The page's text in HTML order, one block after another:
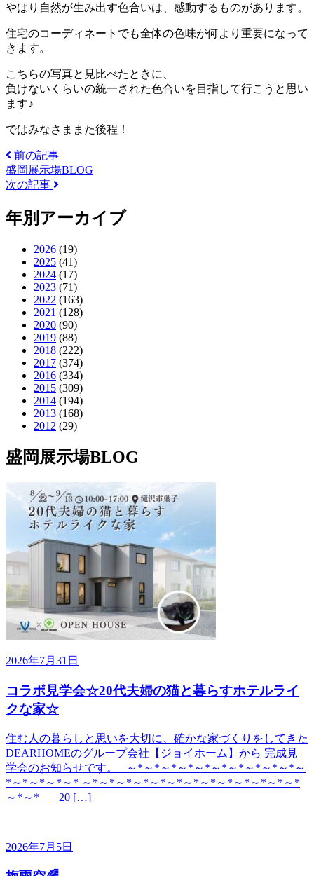
やはり自然が生み出す色合いは、感動するものがあります。
住宅のコーディネートでも全体の色味が何より重要になって
きます。
こちらの写真と見比べたときに、
負けないくらいの統一された色合いを目指して行こうと思い
ます♪
ではみなさままた後程！
前の記事
盛岡展示場BLOG
次の記事
年別アーカイブ
2026 (19)
2025 (41)
2024 (17)
2023 (71)
2022 (163)
2021 (128)
2020 (90)
2019 (88)
2018 (222)
2017 (374)
2016 (334)
2015 (309)
2014 (194)
2013 (168)
2012 (29)
盛岡展示場BLOG
2026年7月31日
コラボ見学会☆20代夫婦の猫と暮らすホテルライ
クな家☆
住む人の暮らしと思いを大切に、確かな家づくりをしてきた
DEARHOMEのグループ会社【ジョイホーム】から 完成見
学会のお知らせです。 ～*～*～*～*～*～*～*～*～*～*～
*～*～*～*～* ～*～*～*～*～*～*～*～*～*～*～*～*～*
～*～* 20 […]
2026年7月5日